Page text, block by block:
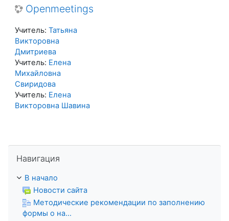
Openmeetings
Учитель: Татьяна
Викторовна
Дмитриева
Учитель: Елена
Михайловна
Свиридова
Учитель: Елена
Викторовна Шавина
Навигация
В начало
Новости сайта
Методические рекомендации по заполнению
формы о на...